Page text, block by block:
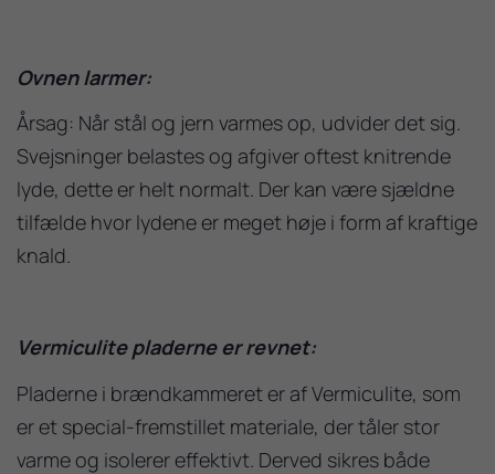
Ovnen larmer:
Årsag: Når stål og jern varmes op, udvider det sig.
Svejsninger belastes og afgiver oftest knitrende
lyde, dette er helt normalt. Der kan være sjældne
tilfælde hvor lydene er meget høje i form af kraftige
knald.
Vermiculite pladerne er revnet:
Pladerne i brændkammeret er af Vermiculite, som
er et special-fremstillet materiale, der tåler stor
varme og isolerer effektivt. Derved sikres både